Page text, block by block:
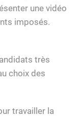
une vidéo
imposés.
très
choix des
travailler la